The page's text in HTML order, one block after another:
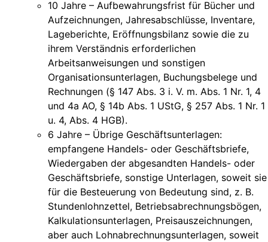
10 Jahre – Aufbewahrungsfrist für Bücher und
Aufzeichnungen, Jahresabschlüsse, Inventare,
Lageberichte, Eröffnungsbilanz sowie die zu
ihrem Verständnis erforderlichen
Arbeitsanweisungen und sonstigen
Organisationsunterlagen, Buchungsbelege und
Rechnungen (§ 147 Abs. 3 i. V. m. Abs. 1 Nr. 1, 4
und 4a AO, § 14b Abs. 1 UStG, § 257 Abs. 1 Nr. 1
u. 4, Abs. 4 HGB).
6 Jahre – Übrige Geschäftsunterlagen:
empfangene Handels- oder Geschäftsbriefe,
Wiedergaben der abgesandten Handels- oder
Geschäftsbriefe, sonstige Unterlagen, soweit sie
für die Besteuerung von Bedeutung sind, z. B.
Stundenlohnzettel, Betriebsabrechnungsbögen,
Kalkulationsunterlagen, Preisauszeichnungen,
aber auch Lohnabrechnungsunterlagen, soweit